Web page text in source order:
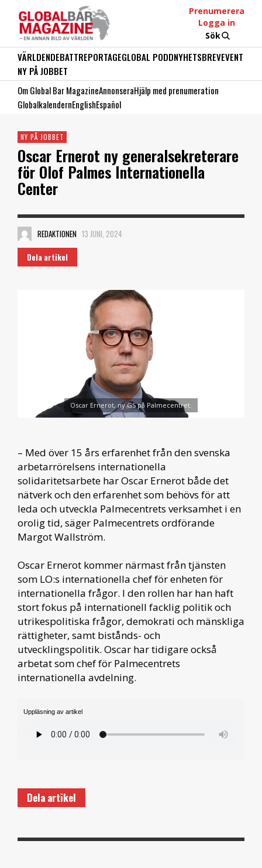
Prenumerera
Logga in
Sök
VÄRLDENDEBATTREPORTAGEGLOBAL PODDNYHETSBREVEVENT
NY PÅ JOBBET
Om Global Bar MagazineAnnonseraHjälp med prenumeration
GlobalkalendernEnglishEspañol
NY PÅ JOBBET
Oscar Ernerot ny generalsekreterare
för Olof Palmes Internationella
Center
REDAKTIONEN 13 JUNI, 2024
Dela artikel
Oscar Ernerot, ny GS på Palmecentret.
– Med över 15 års erfarenhet från den svenska
arbetarrörelsens internationella
solidaritetsarbete har Oscar Ernerot både det
nätverk och den erfarenhet som behövs för att
leda och utveckla Palmecentrets verksamhet i en
orolig tid, säger Palmecentrets ordförande
Margot Wallström.
Oscar Ernerot kommer närmast från tjänsten
som LO:s internationella chef för enheten för
internationella frågor. I den rollen har han haft
stort fokus på internationell facklig politik och
utrikespolitiska frågor, demokrati och mänskliga
rättigheter, samt bistånds- och
utvecklingspolitik. Oscar har tidigare också
arbetat som chef för Palmecentrets
internationella avdelning.
Uppläsning av artikel
Dela artikel